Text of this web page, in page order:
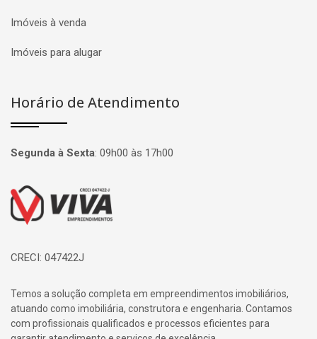
Imóveis à venda
Imóveis para alugar
Horário de Atendimento
Segunda à Sexta: 09h00 às 17h00
Página inicial
CRECI: 047422J
Temos a solução completa em empreendimentos imobiliários,
atuando como imobiliária, construtora e engenharia. Contamos
com profissionais qualificados e processos eficientes para